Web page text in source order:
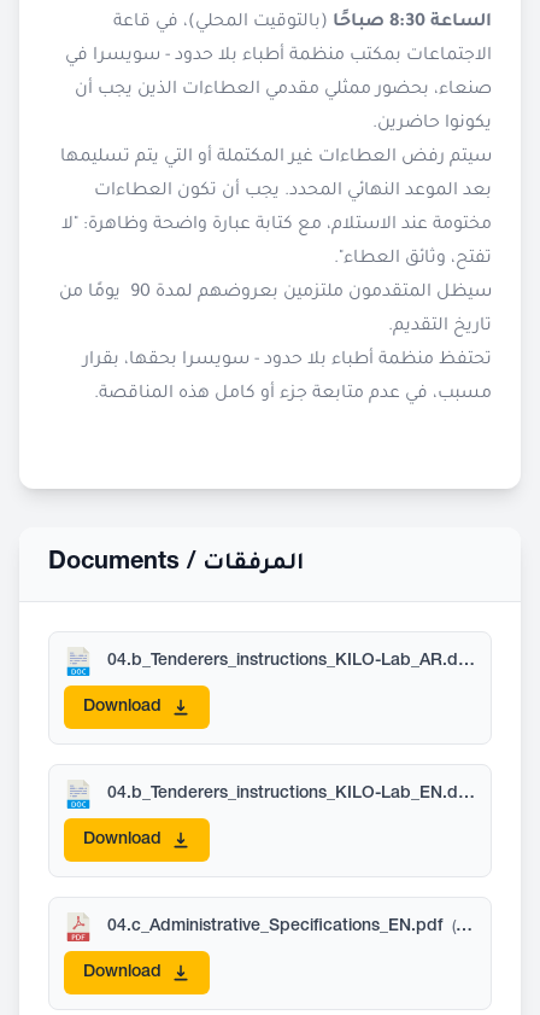
الساعة 8:30 صباحًا
(بالتوقيت المحلي)، في قاعة
الاجتماعات بمكتب منظمة أطباء بلا حدود - سويسرا في
صنعاء، بحضور ممثلي مقدمي العطاءات الذين يجب أن
يكونوا حاضرين.
سيتم رفض العطاءات غير المكتملة أو التي يتم تسليمها
بعد الموعد النهائي المحدد. يجب أن تكون العطاءات
مختومة عند الاستلام، مع كتابة عبارة واضحة وظاهرة: "لا
تفتح، وثائق العطاء".
سيظل المتقدمون ملتزمين بعروضهم لمدة 90 يومًا من
تاريخ التقديم.
تحتفظ منظمة أطباء بلا حدود - سويسرا بحقها، بقرار
مسبب، في عدم متابعة جزء أو كامل هذه المناقصة.
Documents / المرفقات
04.b_Tenderers_instructions_KILO-Lab_AR.docx
Download
04.b_Tenderers_instructions_KILO-Lab_EN.docx
Download
04.c_Administrative_Specifications_EN.pdf (280 KB)
Download